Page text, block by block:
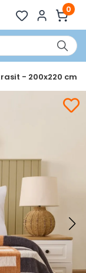
0
- 200x220 cm